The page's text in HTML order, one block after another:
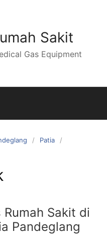
Sakit
Gas Equipment
Patia
Sakit di
Pandeglang